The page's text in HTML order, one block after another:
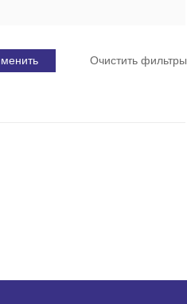
Очистить фильтры